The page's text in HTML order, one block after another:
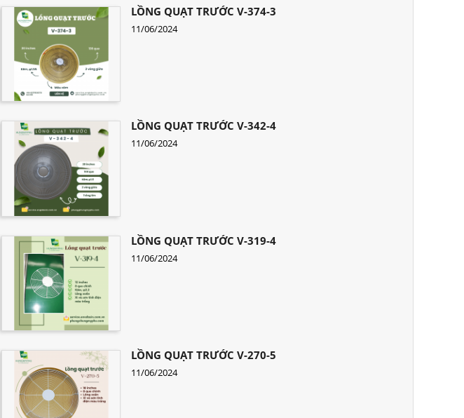
LỒNG QUẠT TRƯỚC V-374-3
11/06/2024
LỒNG QUẠT TRƯỚC V-342-4
11/06/2024
LỒNG QUẠT TRƯỚC V-319-4
11/06/2024
LỒNG QUẠT TRƯỚC V-270-5
11/06/2024